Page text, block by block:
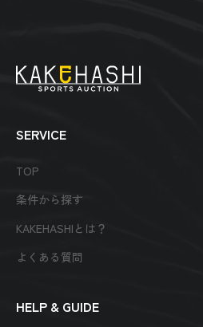
SERVICE
TOP
条件から探す
KAKEHASHIとは？
よくある質問
HELP & GUIDE